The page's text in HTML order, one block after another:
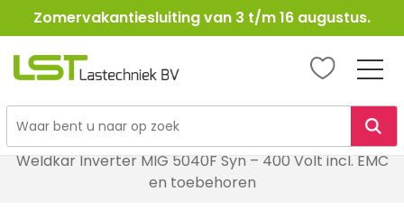
Ga
naar
Zomervakantiesluiting van 3 t/m 16 augustus.
LST
Lasapparatuur
Weldkar Inverter MIG 5040F Syn – 400 Volt incl. EMC
en toebehoren